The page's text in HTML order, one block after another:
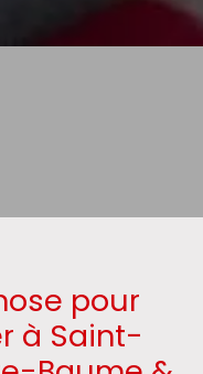
pour
à Saint-